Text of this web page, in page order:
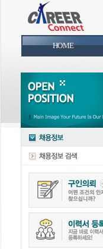
HOME